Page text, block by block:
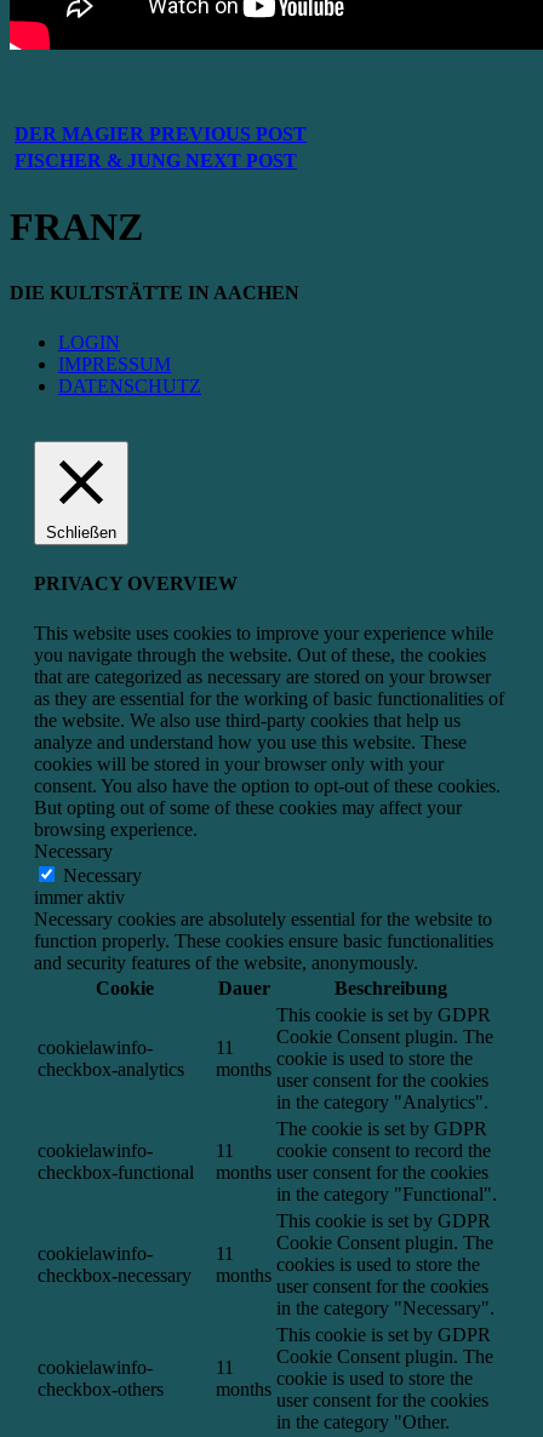
DER MAGIER PREVIOUS POST
FISCHER & JUNG NEXT POST
FRANZ
DIE KULTSTÄTTE IN AACHEN
LOGIN
IMPRESSUM
DATENSCHUTZ
Schließen
PRIVACY OVERVIEW
This website uses cookies to improve your experience while
you navigate through the website. Out of these, the cookies
that are categorized as necessary are stored on your browser
as they are essential for the working of basic functionalities of
the website. We also use third-party cookies that help us
analyze and understand how you use this website. These
cookies will be stored in your browser only with your
consent. You also have the option to opt-out of these cookies.
But opting out of some of these cookies may affect your
browsing experience.
Necessary
Necessary
immer aktiv
Necessary cookies are absolutely essential for the website to
function properly. These cookies ensure basic functionalities
and security features of the website, anonymously.
Cookie
Dauer Beschreibung
cookielawinfo-
checkbox-analytics
11
months
This cookie is set by GDPR
Cookie Consent plugin. The
cookie is used to store the
user consent for the cookies
in the category "Analytics".
cookielawinfo-
checkbox-functional
11
months
The cookie is set by GDPR
cookie consent to record the
user consent for the cookies
in the category "Functional".
cookielawinfo-
checkbox-necessary
11
months
This cookie is set by GDPR
Cookie Consent plugin. The
cookies is used to store the
user consent for the cookies
in the category "Necessary".
cookielawinfo-
checkbox-others
11
months
This cookie is set by GDPR
Cookie Consent plugin. The
cookie is used to store the
user consent for the cookies
in the category "Other.